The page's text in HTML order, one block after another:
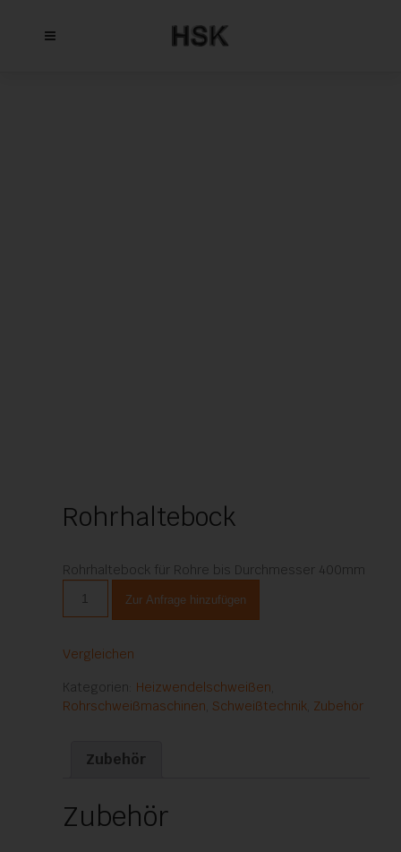
Rohrhaltebock
Rohrhaltebock für Rohre bis Durchmesser 400mm
Menge
Zur Anfrage hinzufügen
Vergleichen
Kategorien: Heizwendelschweißen
Rohrschweißmaschinen Schweißtechnik Zubehör
Zubehör
Zubehör